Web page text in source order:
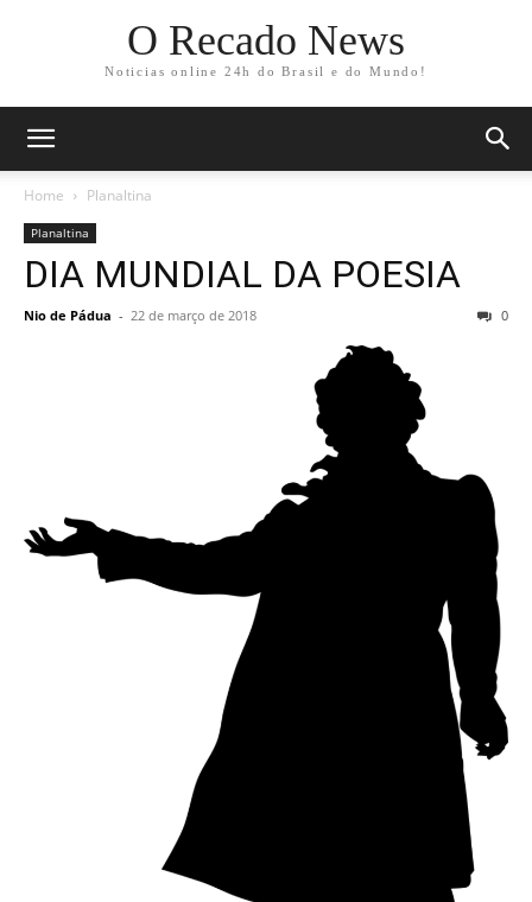
O Recado News
Noticias online 24h do Brasil e do Mundo!
Home Planaltina
Planaltina
DIA MUNDIAL DA POESIA
Nio de Pádua - 22 de março de 2018 0